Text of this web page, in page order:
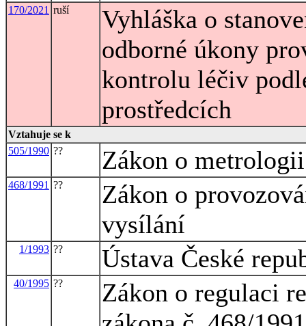
170/2021 ruší
Vyhláška o
odborné úkony
kontrolu léčiv
prostředcích
Vztahuje se k
505/1990 ?? Zákon o metrologii
468/1991 ??
Zákon o
vysílání
1/1993 ?? Ústava České
40/1995 ??
Zákon o regulaci